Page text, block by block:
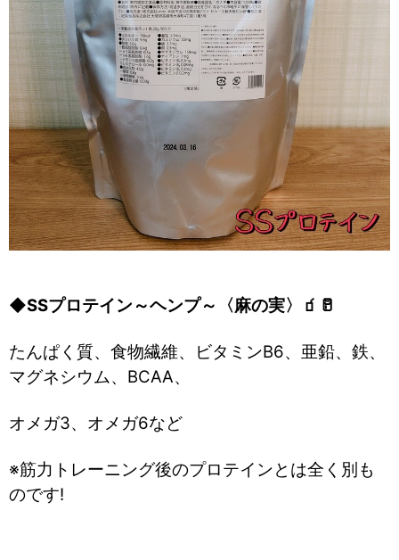
◆SSプロテイン～ヘンプ～〈麻の実〉🧃🥛
たんぱく質、食物繊維、ビタミンB6、亜鉛、鉄、
マグネシウム、BCAA、
オメガ3、オメガ6など
※筋力トレーニング後のプロテインとは全く別も
のです!